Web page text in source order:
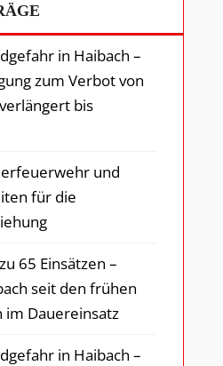
in Haibach –
zum Verbot von
bis
und
für die
65 Einsätzen –
seit den frühen
Dauereinsatz
in Haibach –